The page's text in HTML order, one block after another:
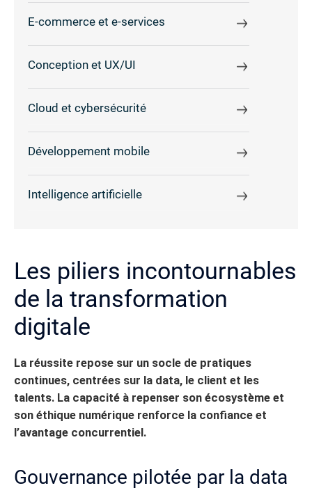
E-commerce et e-services
Conception et UX/UI
Cloud et cybersécurité
Développement mobile
Intelligence artificielle
Les piliers incontournables
de la transformation
digitale
La réussite repose sur un socle de pratiques
continues, centrées sur la data, le client et les
talents. La capacité à repenser son écosystème et
son éthique numérique renforce la confiance et
l’avantage concurrentiel.
Gouvernance pilotée par la data